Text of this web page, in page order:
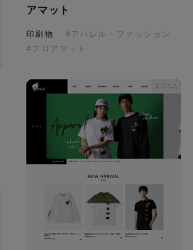
アマット
印刷物
#アパレル・ファッション
#フロアマット